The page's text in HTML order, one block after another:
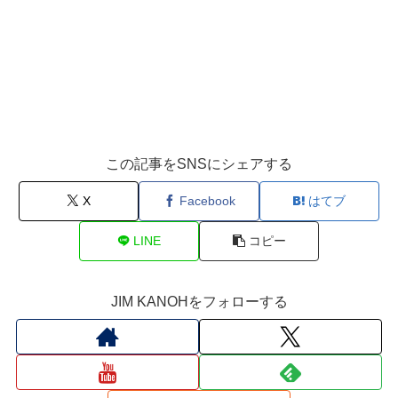
この記事をSNSにシェアする
X Facebook はてブ
LINE コピー
JIM KANOHをフォローする